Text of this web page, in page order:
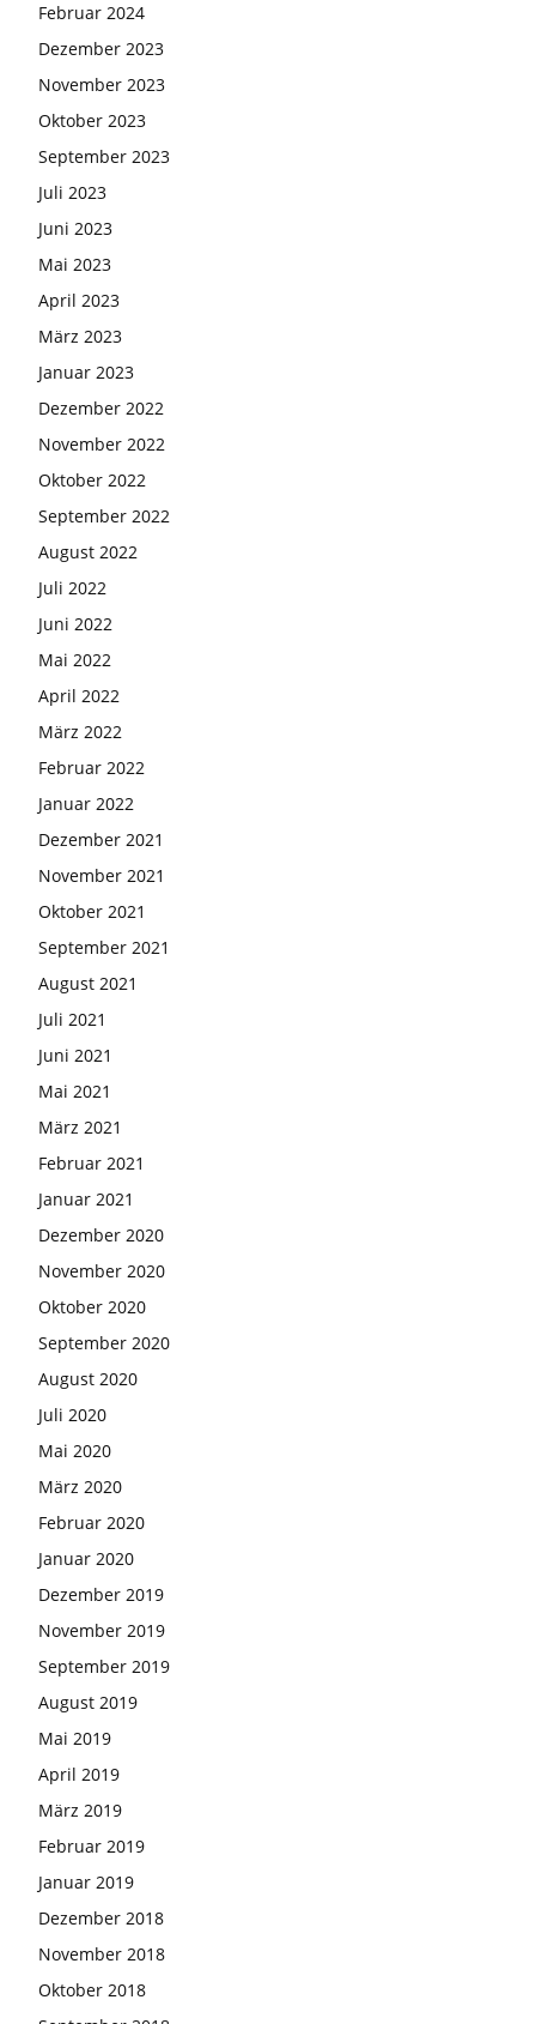
Februar 2024
Dezember 2023
November 2023
Oktober 2023
September 2023
Juli 2023
Juni 2023
Mai 2023
April 2023
März 2023
Januar 2023
Dezember 2022
November 2022
Oktober 2022
September 2022
August 2022
Juli 2022
Juni 2022
Mai 2022
April 2022
März 2022
Februar 2022
Januar 2022
Dezember 2021
November 2021
Oktober 2021
September 2021
August 2021
Juli 2021
Juni 2021
Mai 2021
März 2021
Februar 2021
Januar 2021
Dezember 2020
November 2020
Oktober 2020
September 2020
August 2020
Juli 2020
Mai 2020
März 2020
Februar 2020
Januar 2020
Dezember 2019
November 2019
September 2019
August 2019
Mai 2019
April 2019
März 2019
Februar 2019
Januar 2019
Dezember 2018
November 2018
Oktober 2018